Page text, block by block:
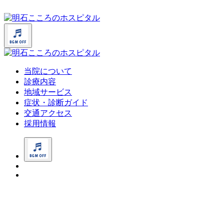
当院について
診療内容
地域サービス
症状・診断ガイド
交通アクセス
採用情報